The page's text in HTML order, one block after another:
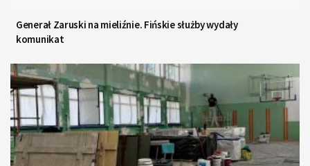
Generał Zaruski na mieliźnie. Fińskie służby wydały
komunikat